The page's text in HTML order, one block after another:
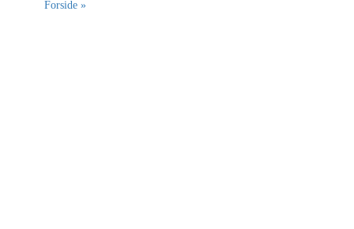
Forside »